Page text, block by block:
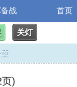
战 首页
关灯
)